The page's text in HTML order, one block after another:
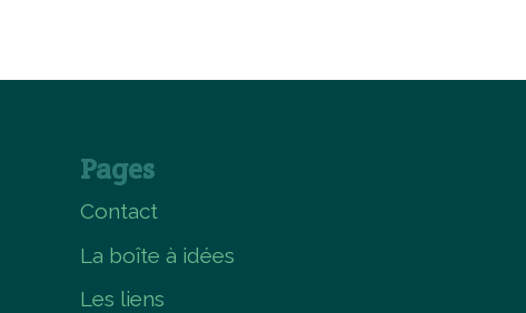
Pages
Contact
La boîte à idées
Les liens